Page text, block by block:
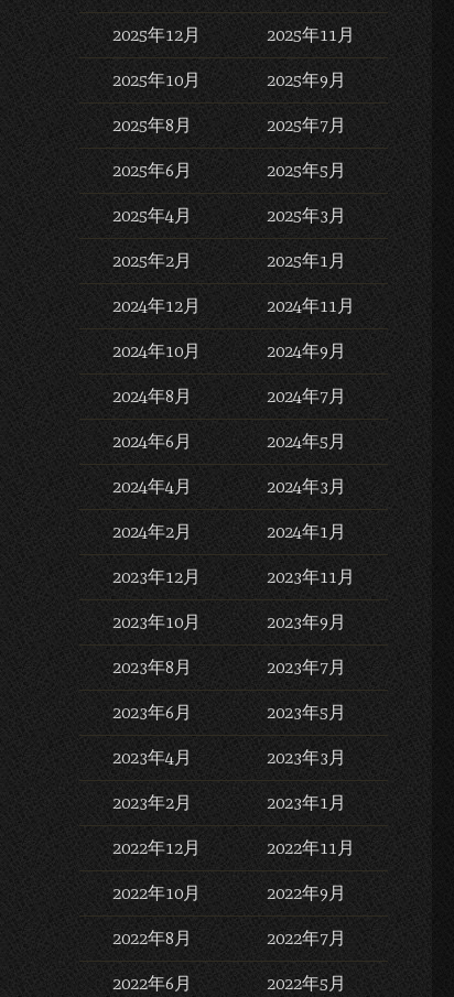
2025年12月 2025年11月
2025年10月 2025年9月
2025年8月 2025年7月
2025年6月 2025年5月
2025年4月 2025年3月
2025年2月 2025年1月
2024年12月 2024年11月
2024年10月 2024年9月
2024年8月 2024年7月
2024年6月 2024年5月
2024年4月 2024年3月
2024年2月 2024年1月
2023年12月 2023年11月
2023年10月 2023年9月
2023年8月 2023年7月
2023年6月 2023年5月
2023年4月 2023年3月
2023年2月 2023年1月
2022年12月 2022年11月
2022年10月 2022年9月
2022年8月 2022年7月
2022年6月 2022年5月